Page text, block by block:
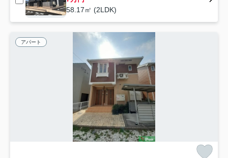
58.17㎡ (2LDK)
アパート